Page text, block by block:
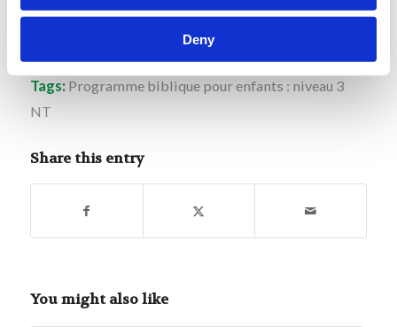
Deny
Tags: Programme biblique pour enfants : niveau 3
NT
Share this entry
You might also like